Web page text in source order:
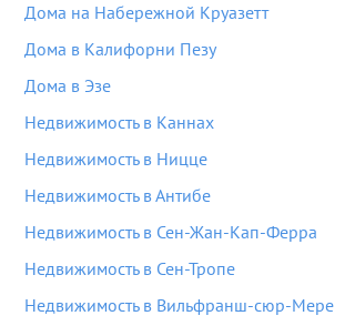
Дома на Набережной Круазетт
Дома в Калифорни Пезу
Дома в Эзе
Недвижимость в Каннах
Недвижимость в Ницце
Недвижимость в Антибе
Недвижимость в Сен-Жан-Кап-Ферра
Недвижимость в Сен-Тропе
Недвижимость в Вильфранш-сюр-Мере